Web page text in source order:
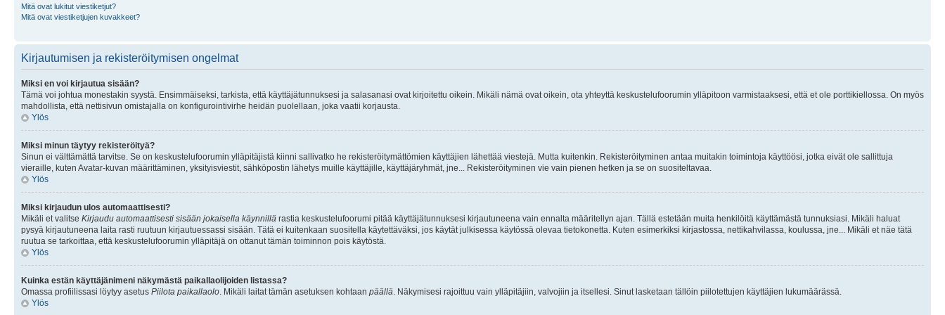
Mitä ovat lukitut viestiketjut?
Mitä ovat viestiketjujen kuvakkeet?
Kirjautumisen ja rekisteröitymisen ongelmat
Miksi en voi kirjautua sisään?
Tämä voi johtua monestakin syystä. Ensimmäiseksi, tarkista, että käyttäjätunnuksesi ja salasanasi ovat kirjoitettu oikein. Mikäli nämä ovat oikein, ota yhteyttä keskustelufoorumin ylläpitoon varmistaaksesi, että et ole porttikiellossa. On myös
mahdollista, että nettisivun omistajalla on konfigurointivirhe heidän puolellaan, joka vaatii korjausta.
Ylös
Miksi minun täytyy rekisteröityä?
Sinun ei välttämättä tarvitse. Se on keskustelufoorumin ylläpitäjistä kiinni sallivatko he rekisteröitymättömien käyttäjien lähettää viestejä. Mutta kuitenkin. Rekisteröityminen antaa muitakin toimintoja käyttöösi, jotka eivät ole sallittuja
vieraille, kuten Avatar-kuvan määrittäminen, yksityisviestit, sähköpostin lähetys muille käyttäjille, käyttäjäryhmät, jne... Rekisteröityminen vie vain pienen hetken ja se on suositeltavaa.
Ylös
Miksi kirjaudun ulos automaattisesti?
Mikäli et valitse Kirjaudu automaattisesti sisään jokaisella käynnillä rastia keskustelufoorumi pitää käyttäjätunnuksesi kirjautuneena vain ennalta määritellyn ajan. Tällä estetään muita henkilöitä käyttämästä tunnuksiasi. Mikäli haluat
pysyä kirjautuneena laita rasti ruutuun kirjautuessassi sisään. Tätä ei kuitenkaan suositella käytettäväksi, jos käytät julkisessa käytössä olevaa tietokonetta. Kuten esimerkiksi kirjastossa, nettikahvilassa, koulussa, jne... Mikäli et näe tätä
ruutua se tarkoittaa, että keskustelufoorumin ylläpitäjä on ottanut tämän toiminnon pois käytöstä.
Ylös
Kuinka estän käyttäjänimeni näkymästä paikallaolijoiden listassa?
Omassa profiilissasi löytyy asetus Piilota paikallaolo . Mikäli laitat tämän asetuksen kohtaan päällä . Näkymisesi rajoittuu vain ylläpitäjiin, valvojiin ja itsellesi. Sinut lasketaan tällöin piilotettujen käyttäjien lukumäärässä.
Ylös